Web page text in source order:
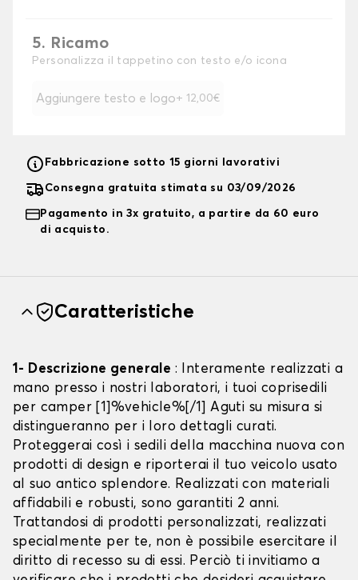
5. Ricamo
Personalizza il tappetino con testo e/o icona
Aggiungere testo e logo + 12,00€
Fabbricazione sotto 15 giorni lavorativi
Consegna gratuita stimata su 03/09/2026
Pagamento in 3x gratuito, a partire da 60 euro
di acquisto.
Caratteristiche
1- Descrizione generale : Interamente realizzati a
mano presso i nostri laboratori, i tuoi coprisedili
per camper [1]%vehicle%[/1] Aguti su misura si
distingueranno per i loro dettagli curati.
Proteggerai così i sedili della macchina nuova con
prodotti di design e riporterai il tuo veicolo usato
al suo antico splendore. Realizzati con materiali
affidabili e robusti, sono garantiti 2 anni.
Trattandosi di prodotti personalizzati, realizzati
specialmente per te, non è possibile esercitare il
diritto di recesso su di essi. Perciò ti invitiamo a